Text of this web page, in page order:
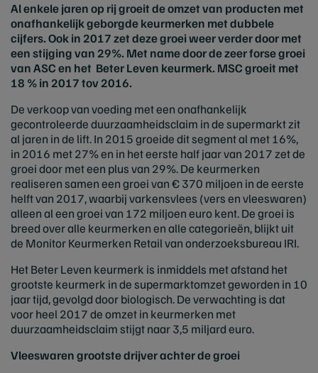
Al enkele jaren op rij groeit de omzet van producten met
onafhankelijk geborgde keurmerken met dubbele
cijfers. Ook in 2017 zet deze groei weer verder door met
een stijging van 29%. Met name door de zeer forse groei
van ASC en het Beter Leven keurmerk. MSC groeit met
18 % in 2017 tov 2016.
De verkoop van voeding met een onafhankelijk
gecontroleerde duurzaamheidsclaim in de supermarkt zit
al jaren in de lift. In 2015 groeide dit segment al met 16%,
in 2016 met 27% en in het eerste half jaar van 2017 zet de
groei door met een plus van 29%. De keurmerken
realiseren samen een groei van € 370 miljoen in de eerste
helft van 2017, waarbij varkensvlees (vers en vleeswaren)
alleen al een groei van 172 miljoen euro kent. De groei is
breed over alle keurmerken en alle categorieën, blijkt uit
de Monitor Keurmerken Retail van onderzoeksbureau IRI.
Het Beter Leven keurmerk is inmiddels met afstand het
grootste keurmerk in de supermarktomzet geworden in 10
jaar tijd, gevolgd door biologisch. De verwachting is dat
voor heel 2017 de omzet in keurmerken met
duurzaamheidsclaim stijgt naar 3,5 miljard euro.
Vleeswaren grootste drijver achter de groei